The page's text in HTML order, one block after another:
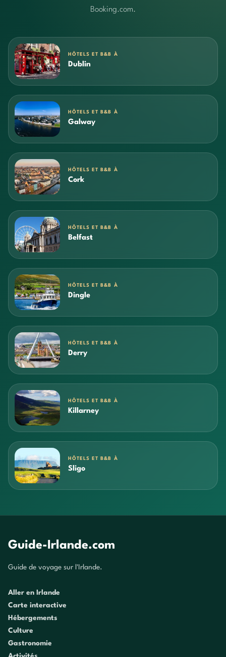
Booking.com.
HÔTELS ET B&B À
Dublin
HÔTELS ET B&B À
Galway
HÔTELS ET B&B À
Cork
HÔTELS ET B&B À
Belfast
HÔTELS ET B&B À
Dingle
HÔTELS ET B&B À
Derry
HÔTELS ET B&B À
Killarney
HÔTELS ET B&B À
Sligo
Guide-Irlande.com
Guide de voyage sur l'Irlande.
Aller en Irlande
Carte interactive
Hébergements
Culture
Gastronomie